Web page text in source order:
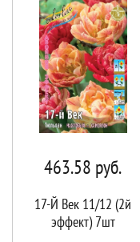
463.58 руб.
17-Й Век 11/12 (2й
эффект) 7шт